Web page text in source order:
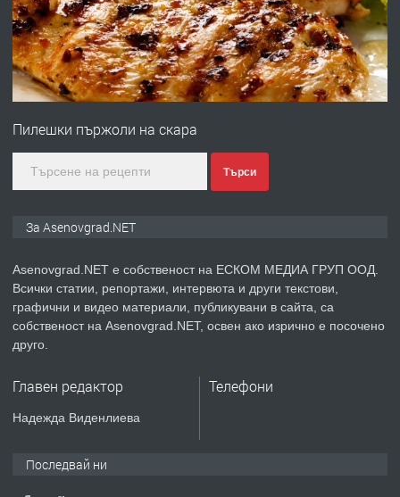
преди 1 година
ПРЕДЛАГА
Професионална зеленчукорезачка
преди 2 години
ПРЕДЛАГА
Давам индивидуалани уроци по
Пилешки пържоли на скара
Търси
За Asenovgrad.NET
Asenovgrad.NET е собственост на ЕСКОМ МЕДИА ГРУП ООД.
Всички статии, репортажи, интервюта и други текстови,
графични и видео материали, публикувани в сайта, са
собственост на Asenovgrad.NET, освен ако изрично е посочено
друго.
Главен редактор
Надежда Виденлиева
Телефони
Последвай ни